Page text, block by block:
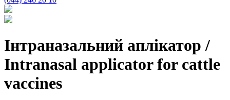
Інтраназальний аплікатор /
Intranasal applicator for cattle
vaccines